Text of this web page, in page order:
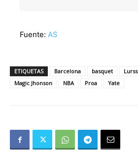
Fuente: AS
ETIQUETAS Barcelona basquet
Magic Jhonson
NBA Proa Yate